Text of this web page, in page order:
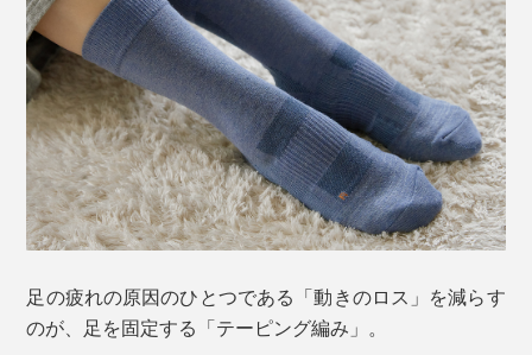
この２大原因を解決したのが、靴下の街、奈良・大和高
田市の老舗靴下メーカー「西垣靴下」。
一般的に、靴下の衝撃緩和に用いられるのはループ状の
「パイル編み」ですが、硬い安全靴には強度とサポート
力が足りず、独自に開発されたのが、この「特殊クッシ
ョン編み」。
クッション性は、通常の靴下の4倍、パイルの2倍。摩耗
足当たりが良く、滑らず、擦り切れにくい構造で、特許
足の疲れの原因のひとつである「動きのロス」を減らす
のが、足を固定する「テーピング編み」。